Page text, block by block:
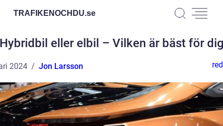
TRAFIKENOCHDU.se
eller elbil – Vilken är bäst för
2024 Jon Larsson